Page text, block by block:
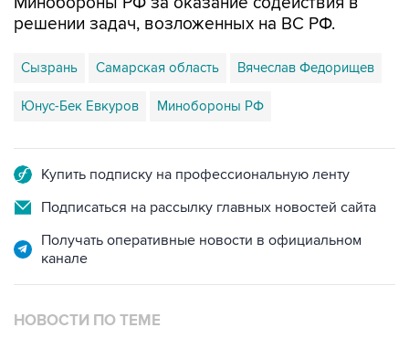
Сызрань Самарская область Вячеслав Федорищев
Юнус-Бек Евкуров Минобороны РФ
Подписаться на рассылку главных новостей сайта
Получать оперативные новости в официальном
НОВОСТИ ПО ТЕМЕ
8 августа 11:29